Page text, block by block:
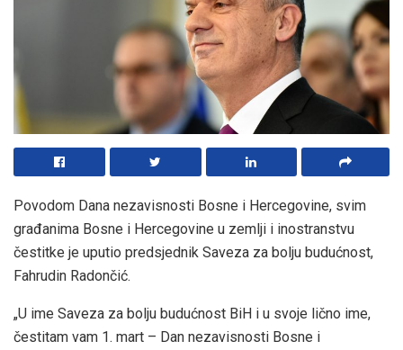
Povodom Dana nezavisnosti Bosne i Hercegovine, svim
građanima Bosne i Hercegovine u zemlji i inostranstvu
čestitke je uputio predsjednik Saveza za bolju budućnost,
Fahrudin Radončić.
„U ime Saveza za bolju budućnost BiH i u svoje lično ime,
čestitam vam 1. mart – Dan nezavisnosti Bosne i